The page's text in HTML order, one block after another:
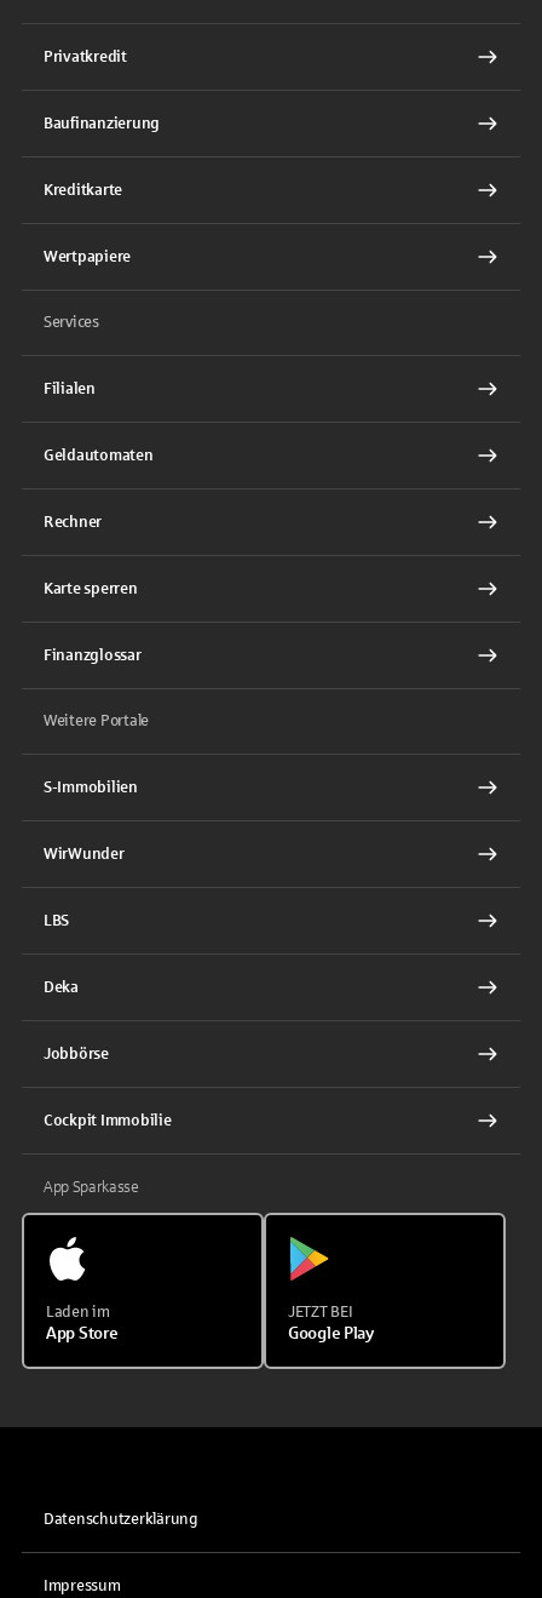
Privatkredit
Baufinanzierung
Kreditkarte
Wertpapiere
Services
Filialen
Geldautomaten
Rechner
Karte sperren
Finanzglossar
Weitere Portale
S-Immobilien
WirWunder
LBS
Deka
Jobbörse
Cockpit Immobilie
App Sparkasse
Laden im
App Store
JETZT BEI
Google Play
Datenschutzerklärung
Impressum